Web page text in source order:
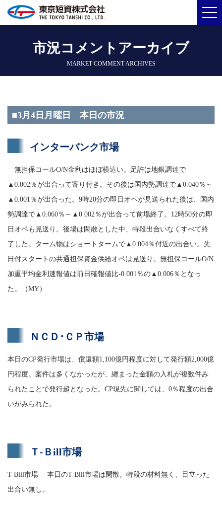
市況コメントアーカイブ
MARKET COMMENT ARCHIVES
■3月4日月曜日 本日の市況
インターバンク市場
無担保コールO/N金利はほぼ横這い。足許は地銀調達で
▲0.002％が出合って寄り付き。その後は国内勢調達で▲0.040％～
▲0.001％が出合った。9時20分の即日オペが見送られた後は、国内
勢調達で▲0.060％～▲0.002％が出合って前場終了。12時50分の即
日オペも見送り。後場は閑散とした中、特段出合いなくすべて終
了した。ターム物はショートタームで▲0.004％付近の出合い。先
日付スタートの共通担保資金供給オペは見送り。無担保コールO/N
加重平均金利速報値は前日確報値比-0.001％の▲0.006％となっ
た。（MY）
ＮＣＤ･ＣＰ市場
本日のCP発行市場は、償還額1,100億円程度に対して発行額2,000億
円程度。案件は多くなかったが、纏まった金額の入札が複数件み
られたことで発行超となった。CP現先に関しては、0％程度の出合
いがみられた。
Ｔ-Ｂill市場
T-Bill市場 本日のT-Bill市場は閑散。特段の材料無く、目立った
出合い無し。